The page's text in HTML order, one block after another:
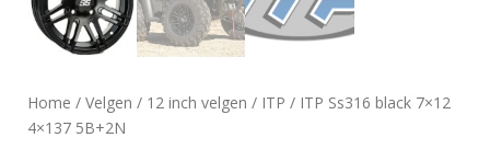
Home / Velgen / 12 inch velgen / ITP / ITP Ss316 black 7×12
4×137 5B+2N